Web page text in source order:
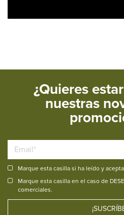
¿Quieres
nuestras
Marque esta casilla si ha leído y
Marque esta casilla en el caso de
comerciales.